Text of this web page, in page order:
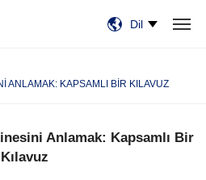
Dil
ANLAMAK: KAPSAMLI BIR KILAVUZ
Anlamak: Kapsamlı Bir
Kılavuz